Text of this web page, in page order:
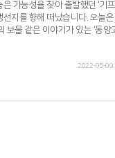
가능성을 찾아 출발했던 ‘기
지를 향해 떠났습니다. 오늘
보물 같은 이야기가 있는 ‘동양
2022-05-09